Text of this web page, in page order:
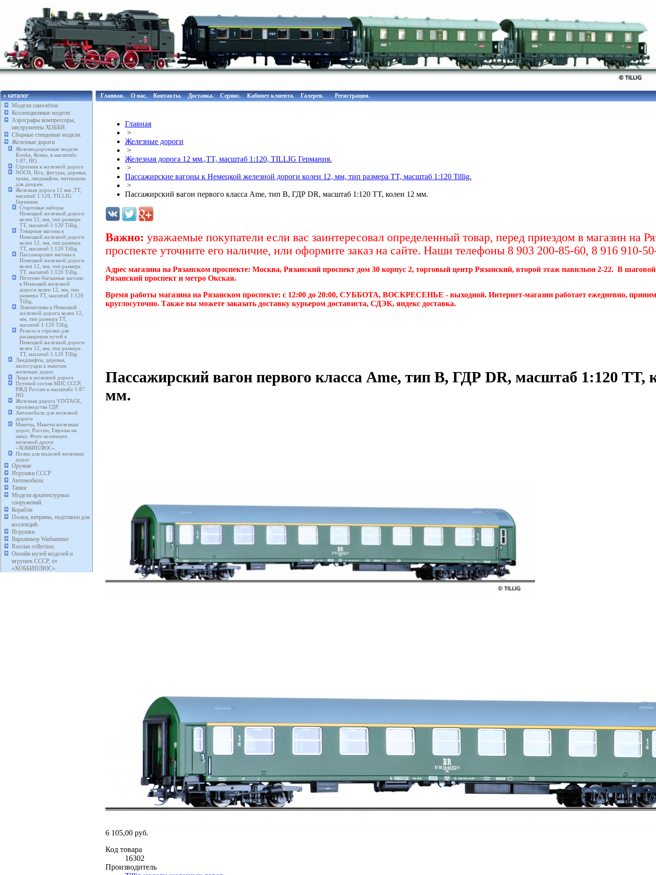
Модели самолётов.
Коллекционные модели
Аэрографы компрессоры,
инструменты ХОББИ.
Сборные стендовые модели.
Железные дороги
Железнодорожные модели
Konka, Конка, в масштабе
1:87, HO.
Строения к железной дороге
NOCH, Нох, фигуры, деревья,
трава, ландшафты, материалы
для диорам.
Железная дорога 12 мм.,TT,
масштаб 1:120, TILLIG
Германия.
Стартовые наборы
Немецкой железной дороги
колеи 12, мм, тип размера
TT, масштаб 1:120 Tillig.
Товарные вагоны к
Немецкой железной дороги
колеи 12, мм, тип размера
TT, масштаб 1:120 Tillig.
Пассажирские вагоны к
Немецкой железной дороги
колеи 12, мм, тип размера
TT, масштаб 1:120 Tillig.
Почтово-багажные вагоны
к Немецкой железной
дороги колеи 12, мм, тип
размера TT, масштаб 1:120
Tillig.
Локомотивы к Немецкой
железной дороги колеи 12,
мм, тип размера TT,
масштаб 1:120 Tillig.
Рельсы и стрелки для
расширения путей к
Немецкой железной дороги
колеи 12, мм, тип размера
TT, масштаб 1:120 Tillig.
Ландшафты, деревья,
аксессуары к макетам
железных дорог.
Люди к железной дороге
Путевой состав МПС СССР,
РЖД России в масштабе 1:87
HO.
Железная дорога VINTAGE,
производства ГДР.
Автомобили для железной
дороги
Макеты, Макеты железных
дорог, России, Европы на
заказ. Фото коллекции
железной дроги
«ХОББИПЛЮС».
Полки для моделей железных
дорог
Оружие
Игрушки СССР
Автомобили
Танки
Модели архитектурных
сооружений.
Корабли
Полки, витрины, подставки для
коллекций.
Игрушки
Вархаммер Warhammer
Russian collection.
Онлайн музей моделей и
игрушек СССР, от
«ХОББИПЛЮС»
Главная. О нас. Контакты. Доставка. Сервис. Кабинет клиента. Галерея. Регистрация.
Главная
>
Железные дороги
>
Железная дорога 12 мм.,TT, масштаб 1:120, TILLIG Германия.
>
Пассажирские вагоны к Немецкой железной дороги колеи 12, мм, тип размера TT, масштаб 1:120 Tillig.
>
Пассажирский вагон первого класса Ame, тип B, ГДР DR, масштаб 1:120 TT, колеи 12 мм.
Важно: уважаемые покупатели если вас заинтересовал определенный товар, перед приездом в магазин на
проспекте уточните его наличие, или оформите заказ на сайте. Наши телефоны 8 903 200-85-60, 8 916 910-
Адрес магазина на Рязанском проспекте: Москва, Рязанский проспект дом 30 корпус 2, торговый центр Рязанский, второй этаж павильон 2-22. В
Рязанский проспект и метро Окская.
Время работы магазина на Рязанском проспекте: с 12:00 до 20:00, СУББОТА, ВОСКРЕСЕНЬЕ - выходной. Интернет-магазин работает ежедневно,
круглосуточно. Также вы можете заказать доставку курьером достависта, СДЭК, яндекс доставка.
Пассажирский вагон первого класса Ame, тип B, ГДР DR, масштаб 1:120 TT,
мм.
6 105,00 руб.
Код товара
16302
Производитель